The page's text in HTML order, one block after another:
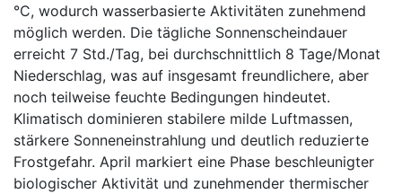
°C, wodurch wasserbasierte Aktivitäten zunehmend
möglich werden. Die tägliche Sonnenscheindauer
erreicht 7 Std./Tag, bei durchschnittlich 8 Tage/Monat
Niederschlag, was auf insgesamt freundlichere, aber
noch teilweise feuchte Bedingungen hindeutet.
Klimatisch dominieren stabilere milde Luftmassen,
stärkere Sonneneinstrahlung und deutlich reduzierte
Frostgefahr. April markiert eine Phase beschleunigter
biologischer Aktivität und zunehmender thermischer